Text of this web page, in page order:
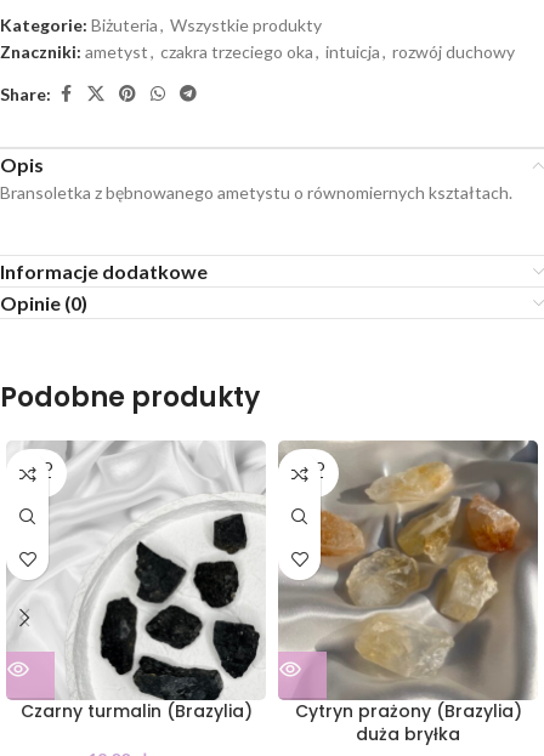
Kategorie: Biżuteria, Wszystkie produkty
Znaczniki: ametyst, czakra trzeciego oka, intuicja, rozwój duchowy
Share:
Opis
Bransoletka z bębnowanego ametystu o równomiernych kształtach.
Informacje dodatkowe
Opinie (0)
Podobne produkty
SOLD
OUT
Czarny turmalin (Brazylia)
SOLD
OUT
Cytryn prażony (Brazylia)
duża bryłka